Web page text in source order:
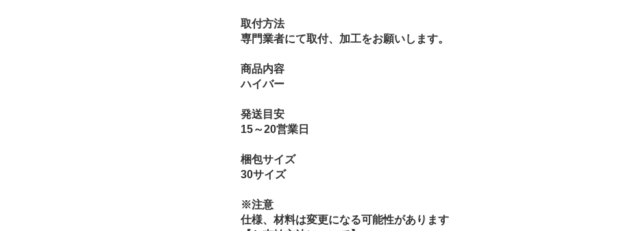
取付方法
専門業者にて取付、加工をお願いします。
商品内容
ハイバー
発送目安
15～20営業日
梱包サイズ
30サイズ
※注意
仕様、材料は変更になる可能性があります